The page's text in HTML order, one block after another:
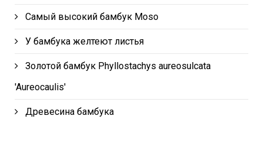
Самый высокий бамбук Moso
У бамбука желтеют листья
Золотой бамбук Phyllostachys aureosulcata
'Aureocaulis'
Древесина бамбука